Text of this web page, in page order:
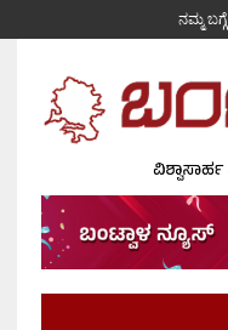
ನಮ್ಮ ಬಗ್ಗೆ